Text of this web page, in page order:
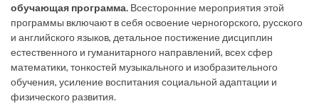
обучающая программа. Всесторонние мероприятия этой
программы включают в себя освоение черногорского, русского
и английского языков, детальное постижение дисциплин
естественного и гуманитарного направлений, всех сфер
математики, тонкостей музыкального и изобразительного
обучения, усиление воспитания социальной адаптации и
физического развития.